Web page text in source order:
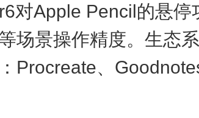
Apple Pencil的悬停
场景操作精度。生态
Procreate、